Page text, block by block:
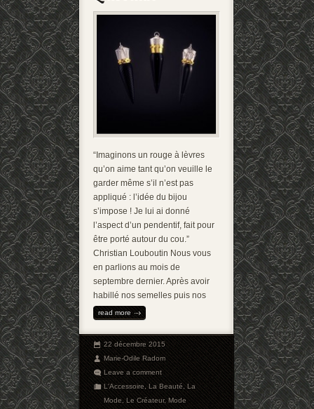
“Imaginons un rouge à lèvres
qu’on aime tant qu’on veuille le
garder même s’il n’est pas
appliqué : l’idée du bijou
s’impose ! Je lui ai donné
l’aspect d’un pendentif, fait pour
être porté autour du cou.”
Christian Louboutin Nous vous
en parlions au mois de
septembre dernier. Après avoir
habillé nos semelles puis nos
read more
22 décembre 2015
Marie-Odile Radom
Leave a comment
L'Accessoire,La Beauté,La
Mode,Le Créateur,Mode